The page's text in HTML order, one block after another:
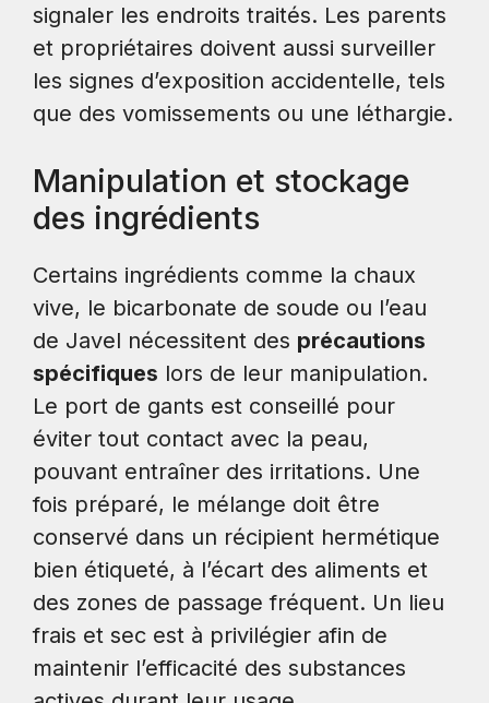
signaler les endroits traités. Les parents
et propriétaires doivent aussi surveiller
les signes d’exposition accidentelle, tels
que des vomissements ou une léthargie.
Manipulation et stockage
des ingrédients
Certains ingrédients comme la chaux
vive, le bicarbonate de soude ou l’eau
de Javel nécessitent des précautions
spécifiques lors de leur manipulation.
Le port de gants est conseillé pour
éviter tout contact avec la peau,
pouvant entraîner des irritations. Une
fois préparé, le mélange doit être
conservé dans un récipient hermétique
bien étiqueté, à l’écart des aliments et
des zones de passage fréquent. Un lieu
frais et sec est à privilégier afin de
maintenir l’efficacité des substances